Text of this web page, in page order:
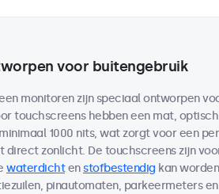
voor buitengebruik
monitoren zijn speciaal ontworpen
touchscreens hebben een mat,
1000 nits, wat zorgt voor een
direct zonlicht. De touchscreens zijn
waterdichtenstofbestendig kan
pinautomaten, parkeermeters